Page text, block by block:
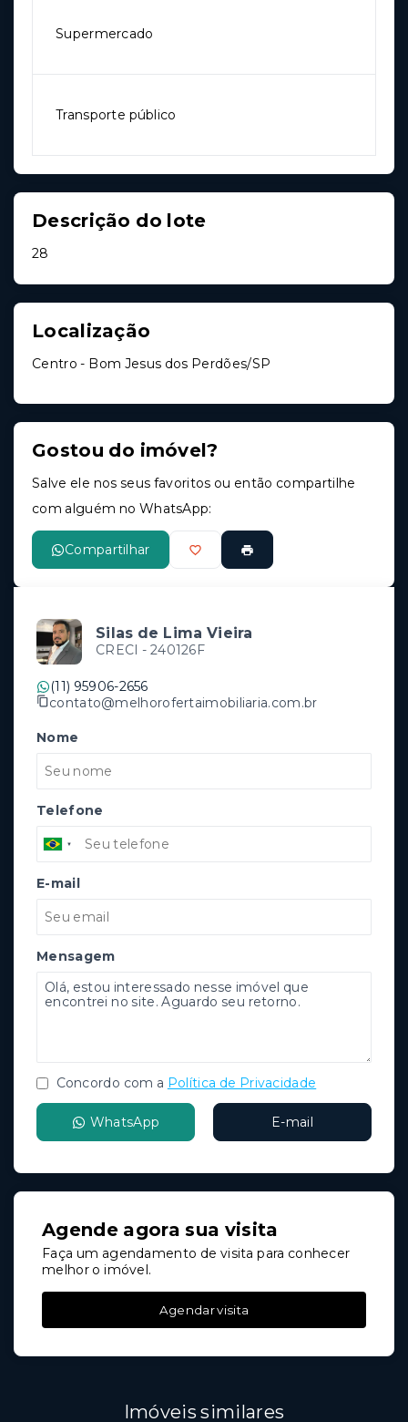
Supermercado
Transporte público
Descrição do lote
28
Localização
Centro - Bom Jesus dos Perdões/SP
Gostou do imóvel?
Salve ele nos seus favoritos ou então compartilhe
com alguém no WhatsApp:
Compartilhar
Silas de Lima Vieira
CRECI - 240126F
(11) 95906-2656
contato@melhorofertaimobiliaria.com.br
Nome
Telefone
E-mail
Mensagem
Concordo com a Política de Privacidade
WhatsApp E-mail
Agende agora sua visita
Faça um agendamento de visita para conhecer
melhor o imóvel.
Agendar visita
Imóveis similares